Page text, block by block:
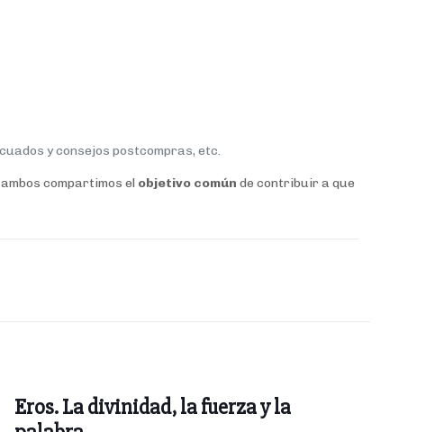
y consejos postcompras, etc.
compartimos el objetivo común de contribuir a que
Eros. La divinidad, la fuerza y la